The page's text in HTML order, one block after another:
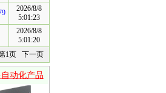
2026/8/8
5:01:23
2026/8/8
5:01:20
1页 下一页
动化产品